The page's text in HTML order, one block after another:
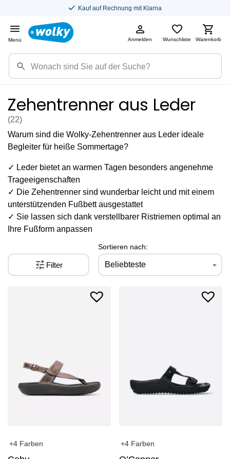
Kauf auf Rechnung mit Klarna
Menü Anmelden Wunschliste Warenkorb
Zehentrenner aus Leder
(22)
Warum sind die Wolky-Zehentrenner aus Leder ideale
Begleiter für heiße Sommertage?
✓ Leder bietet an warmen Tagen besonders angenehme
Trageeigenschaften
✓ Die Zehentrenner sind wunderbar leicht und mit einem
unterstützenden Fußbett ausgestattet
✓ Sie lassen sich dank verstellbarer Ristriemen optimal an
Ihre Fußform anpassen
Sortieren nach:
Beliebteste
Filter
+4 Farben +4 Farben